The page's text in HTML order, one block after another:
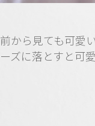
前から見ても可愛
ーズに落とすと可